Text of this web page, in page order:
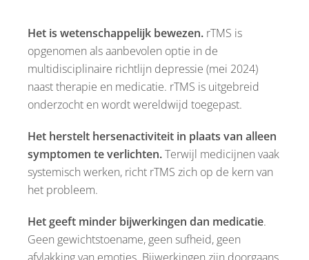
Het is wetenschappelijk bewezen. rTMS is
opgenomen als aanbevolen optie in de
multidisciplinaire richtlijn depressie (mei 2024)
naast therapie en medicatie. rTMS is uitgebreid
onderzocht en wordt wereldwijd toegepast.
Het herstelt hersenactiviteit in plaats van alleen
symptomen te verlichten.Terwijl medicijnen vaak
systemisch werken, richt rTMS zich op de kern van
het probleem.
Het geeft minder bijwerkingen dan medicatie.
Geen gewichtstoename, geen sufheid, geen